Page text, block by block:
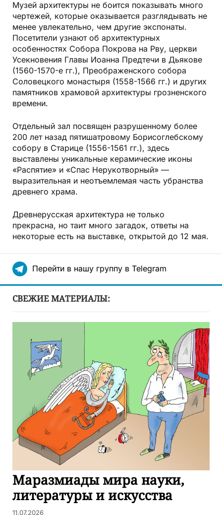
Музей архитектуры не боится показывать много
чертежей, которые оказывается разглядывать не
менее увлекательно, чем другие экспонаты.
Посетители узнают об архитектурных
особенностях Собора Покрова на Рву, церкви
Усекновения Главы Иоанна Предтечи в Дьякове
(1560-1570-е гг.), Преображенского собора
Соловецкого монастыря (1558-1566 гг.) и других
памятников храмовой архитектуры грозненского
времени.
Отдельный зал посвящен разрушенному более
200 лет назад пятишатровому Борисоглебскому
собору в Старице (1556-1561 гг.), здесь
выставлены уникальные керамические иконы
«Распятие» и «Спас Нерукотворный» —
выразительная и неотъемлемая часть убранства
древнего храма.
Древнерусская архитектура не только
прекрасна, но таит много загадок, ответы на
некоторые есть на выставке, открытой до 12 мая.
Перейти в нашу группу в Telegram
СВЕЖИЕ МАТЕРИАЛЫ:
Маразмиады мира науки,
литературы и искусства
11.07.2026